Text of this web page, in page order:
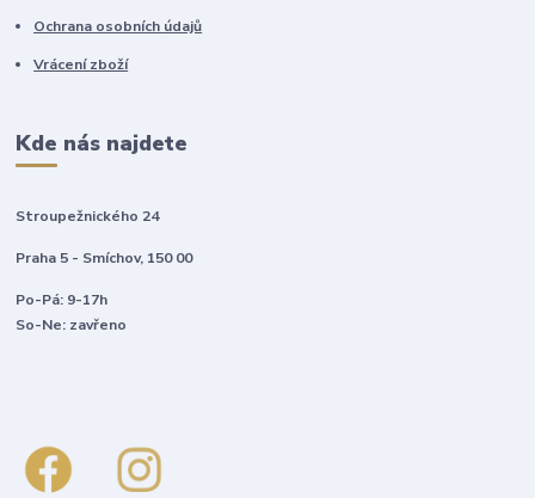
Ochrana osobních údajů
Vrácení zboží
Kde nás najdete
Stroupežnického 24
Praha 5 - Smíchov, 150 00
Po-Pá: 9-17h
So-Ne: zavřeno